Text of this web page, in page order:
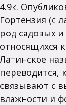
4.9к.
Гортензия (с
род садовых
относящихся
Латинское
переводится,
связывают с
влажности и